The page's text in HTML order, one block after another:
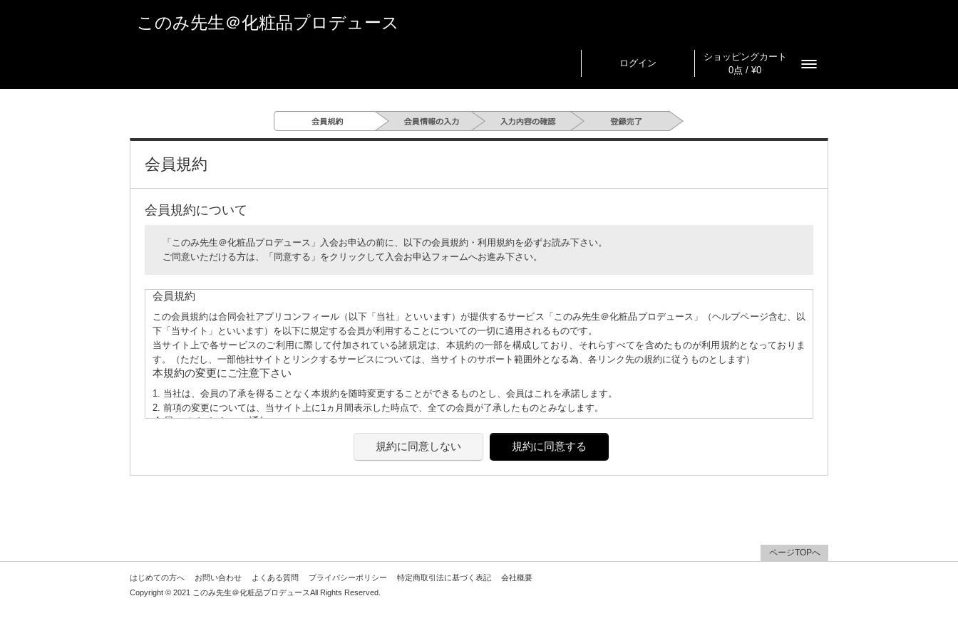
このみ先生＠化粧品プロデュース
ログイン
ショッピングカート
0点 / ¥0
会員規約
会員規約について
「このみ先生＠化粧品プロデュース」入会お申込の前に、以下の会員規約・利用規約を必ずお読み下さい。
ご同意いただける方は、「同意する」をクリックして入会お申込フォームへお進み下さい。
会員規約
この会員規約は合同会社アプリコンフィール（以下「当社」といいます）が提供するサービス「このみ先生＠化粧品プロデュース」（ヘルプページ含む、以
下「当サイト」といいます）を以下に規定する会員が利用することについての一切に適用されるものです。
当サイト上で各サービスのご利用に際して付加されている諸規定は、本規約の一部を構成しており、それらすべてを含めたものが利用規約となっておりま
す。（ただし、一部他社サイトとリンクするサービスについては、当サイトのサポート範囲外となる為、各リンク先の規約に従うものとします）
本規約の変更にご注意下さい
1. 当社は、会員の了承を得ることなく本規約を随時変更することができるものとし、会員はこれを承諾します。
2. 前項の変更については、当サイト上に1ヵ月間表示した時点で、全ての会員が了承したものとみなします。
会員のみなさまへの通知
1. 本規約の変更のケース以外に当社が必要と判断した場合、当社は、会員に対し随時必要な事項を通知します。
2. 前項の通知は、当サイト上に表示した時点で全ての会員に通知したものとみなします。
当サイトを利用するにあたって、会員の住所、電話番号、購入履歴などの大切な個人情報がネットサーバ上に登録されますが、当社はその個人情報を適切か
※チャートなど一個人が特定できない範囲で集計する場合があります。
お客様からの会員登録を承認しない場合
規約に同意しない 規約に同意する
はじめての方へ お問い合わせ よくある質問 プライバシーポリシー 特定商取引法に基づく表記
会社概要
Copyright © 2021 このみ先生＠化粧品プロデュースAll Rights Reserved.
ページTOPへ